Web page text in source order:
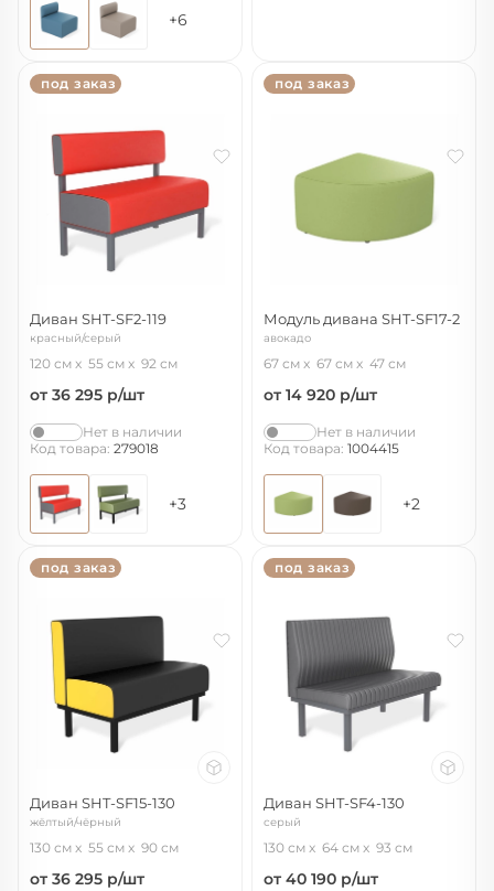
+6
под заказ
Диван SHT-SF2-119
красный/серый
120 см 55 см 92 см
от 36 295 р/шт
Нет в наличии
Код товара: 279018
+3
под заказ
Модуль дивана SHT-SF17-2
авокадо
67 см 67 см 47 см
от 14 920 р/шт
Нет в наличии
Код товара: 1004415
+2
под заказ
Диван SHT-SF15-130
жёлтый/чёрный
130 см 55 см 90 см
от 36 295 р/шт
под заказ
Диван SHT-SF4-130
серый
130 см 64 см 93 см
от 40 190 р/шт